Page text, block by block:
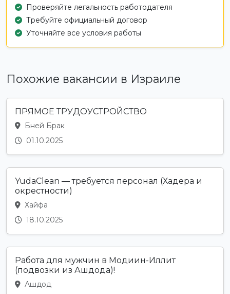
Проверяйте легальность работодателя
Требуйте официальный договор
Уточняйте все условия работы
Похожие вакансии в Израиле
ПРЯМОЕ ТРУДОУСТРОЙСТВО
Бней Брак
01.10.2025
YudaClean — требуется персонал (Хадера и
окрестности)
Хайфа
18.10.2025
Работа для мужчин в Модиин-Иллит
(подвозки из Ашдода)!
Ашдод